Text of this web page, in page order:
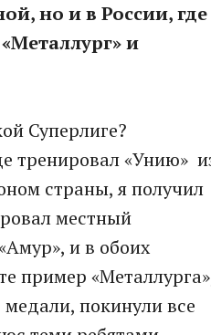
но и в России, где
и
Суперлиге?
тренировал «Унию»
страны, я получил
местный
и в обоих
пример
покинули все